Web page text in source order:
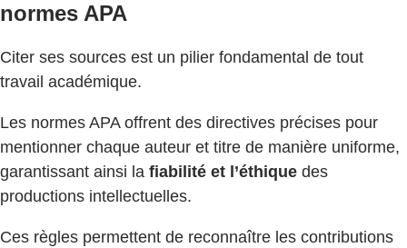
normes APA
Citer ses sources est un pilier fondamental de tout
travail académique.
Les normes APA offrent des directives précises pour
mentionner chaque auteur et titre de manière uniforme,
garantissant ainsi la fiabilité et l’éthique des
productions intellectuelles.
Ces règles permettent de reconnaître les contributions